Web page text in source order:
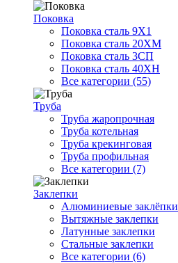
Поковка
Поковка сталь 9Х1
Поковка сталь 20ХМ
Поковка сталь 3СП
Поковка сталь 40ХН
Все категории (55)
Труба
Труба жаропрочная
Труба котельная
Труба крекинговая
Труба профильная
Все категории (7)
Заклепки
Алюминиевые заклёпки
Вытяжные заклепки
Латунные заклепки
Стальные заклепки
Все категории (6)